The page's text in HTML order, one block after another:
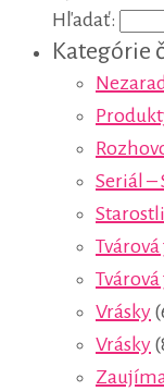
Hľadať:
Kategórie
Seriál –
Vrásky
Vrásky